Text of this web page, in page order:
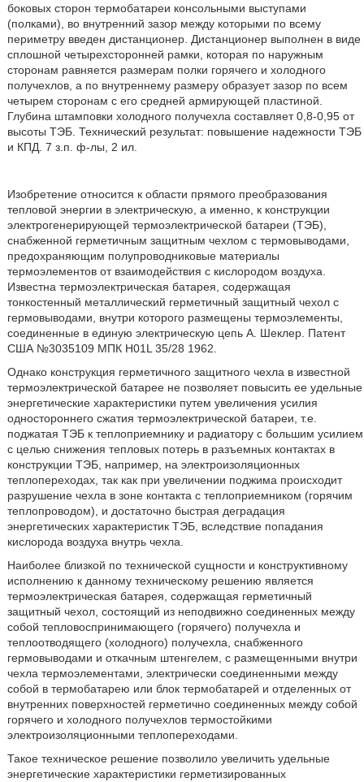
боковых сторон термобатареи консольными выступами
(полками), во внутренний зазор между которыми по всему
периметру введен дистанционер. Дистанционер выполнен в виде
сплошной четырехсторонней рамки, которая по наружным
сторонам равняется размерам полки горячего и холодного
получехлов, а по внутреннему размеру образует зазор по всем
четырем сторонам с его средней армирующей пластиной.
Глубина штамповки холодного получехла составляет 0,8-0,95 от
высоты ТЭБ. Технический результат: повышение надежности ТЭБ
и КПД. 7 з.п. ф-лы, 2 ил.
Изобретение относится к области прямого преобразования
тепловой энергии в электрическую, а именно, к конструкции
электрогенерирующей термоэлектрической батареи (ТЭБ),
снабженной герметичным защитным чехлом с термовыводами,
предохраняющим полупроводниковые материалы
термоэлементов от взаимодействия с кислородом воздуха.
Известна термоэлектрическая батарея, содержащая
тонкостенный металлический герметичный защитный чехол с
гермовыводами, внутри которого размещены термоэлементы,
соединенные в единую электрическую цепь А. Шеклер. Патент
США №3035109 МПК H01L 35/28 1962.
Однако конструкция герметичного защитного чехла в известной
термоэлектрической батарее не позволяет повысить ее удельные
энергетические характеристики путем увеличения усилия
одностороннего сжатия термоэлектрической батареи, т.е.
поджатая ТЭБ к теплоприемнику и радиатору с большим усилием
с целью снижения тепловых потерь в разъемных контактах в
конструкции ТЭБ, например, на электроизоляционных
теплопереходах, так как при увеличении поджима происходит
разрушение чехла в зоне контакта с теплоприемником (горячим
теплопроводом), и достаточно быстрая деградация
энергетических характеристик ТЭБ, вследствие попадания
кислорода воздуха внутрь чехла.
Наиболее близкой по технической сущности и конструктивному
исполнению к данному техническому решению является
термоэлектрическая батарея, содержащая герметичный
защитный чехол, состоящий из неподвижно соединенных между
собой тепловоспринимающего (горячего) получехла и
теплоотводящего (холодного) получехла, снабженного
гермовыводами и откачным штенгелем, с размещенными внутри
чехла термоэлементами, электрически соединенными между
собой в термобатарею или блок термобатарей и отделенных от
внутренних поверхностей герметично соединенных между собой
горячего и холодного получехлов термостойкими
электроизоляционными теплопереходами.
Такое техническое решение позволило увеличить удельные
энергетические характеристики герметизированных